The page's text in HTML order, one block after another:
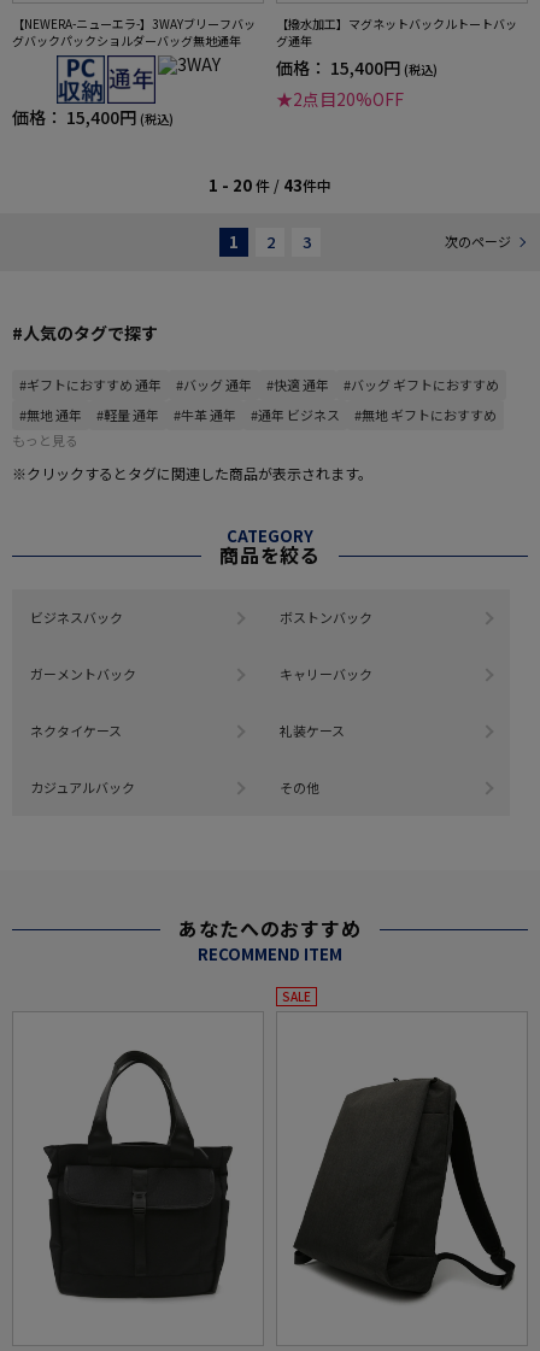
【NEWERA-ニューエラ-】3WAYブリーフバッ
グバックパックショルダーバッグ無地通年
価格： 15,400円 (税込)
【撥水加工】マグネットバックルトートバッ
グ通年
価格： 15,400円 (税込)
★2点目20%OFF
1 - 20件 / 43件中
1 2 3 次のページ
#人気のタグで探す
#ギフトにおすすめ 通年 #バッグ 通年 #快適 通年
#バッグ ギフトにおすすめ
#無地 通年
#軽量 通年 #牛革 通年 #通年 ビジネス
#無地 ギフトにおすすめ
もっと見る
※クリックするとタグに関連した商品が表示されます。
CATEGORY
商品を絞る
ビジネスバック ボストンバック
ガーメントバック キャリーバック
ネクタイケース 礼装ケース
カジュアルバック その他
あなたへのおすすめ
RECOMMEND ITEM
SALE